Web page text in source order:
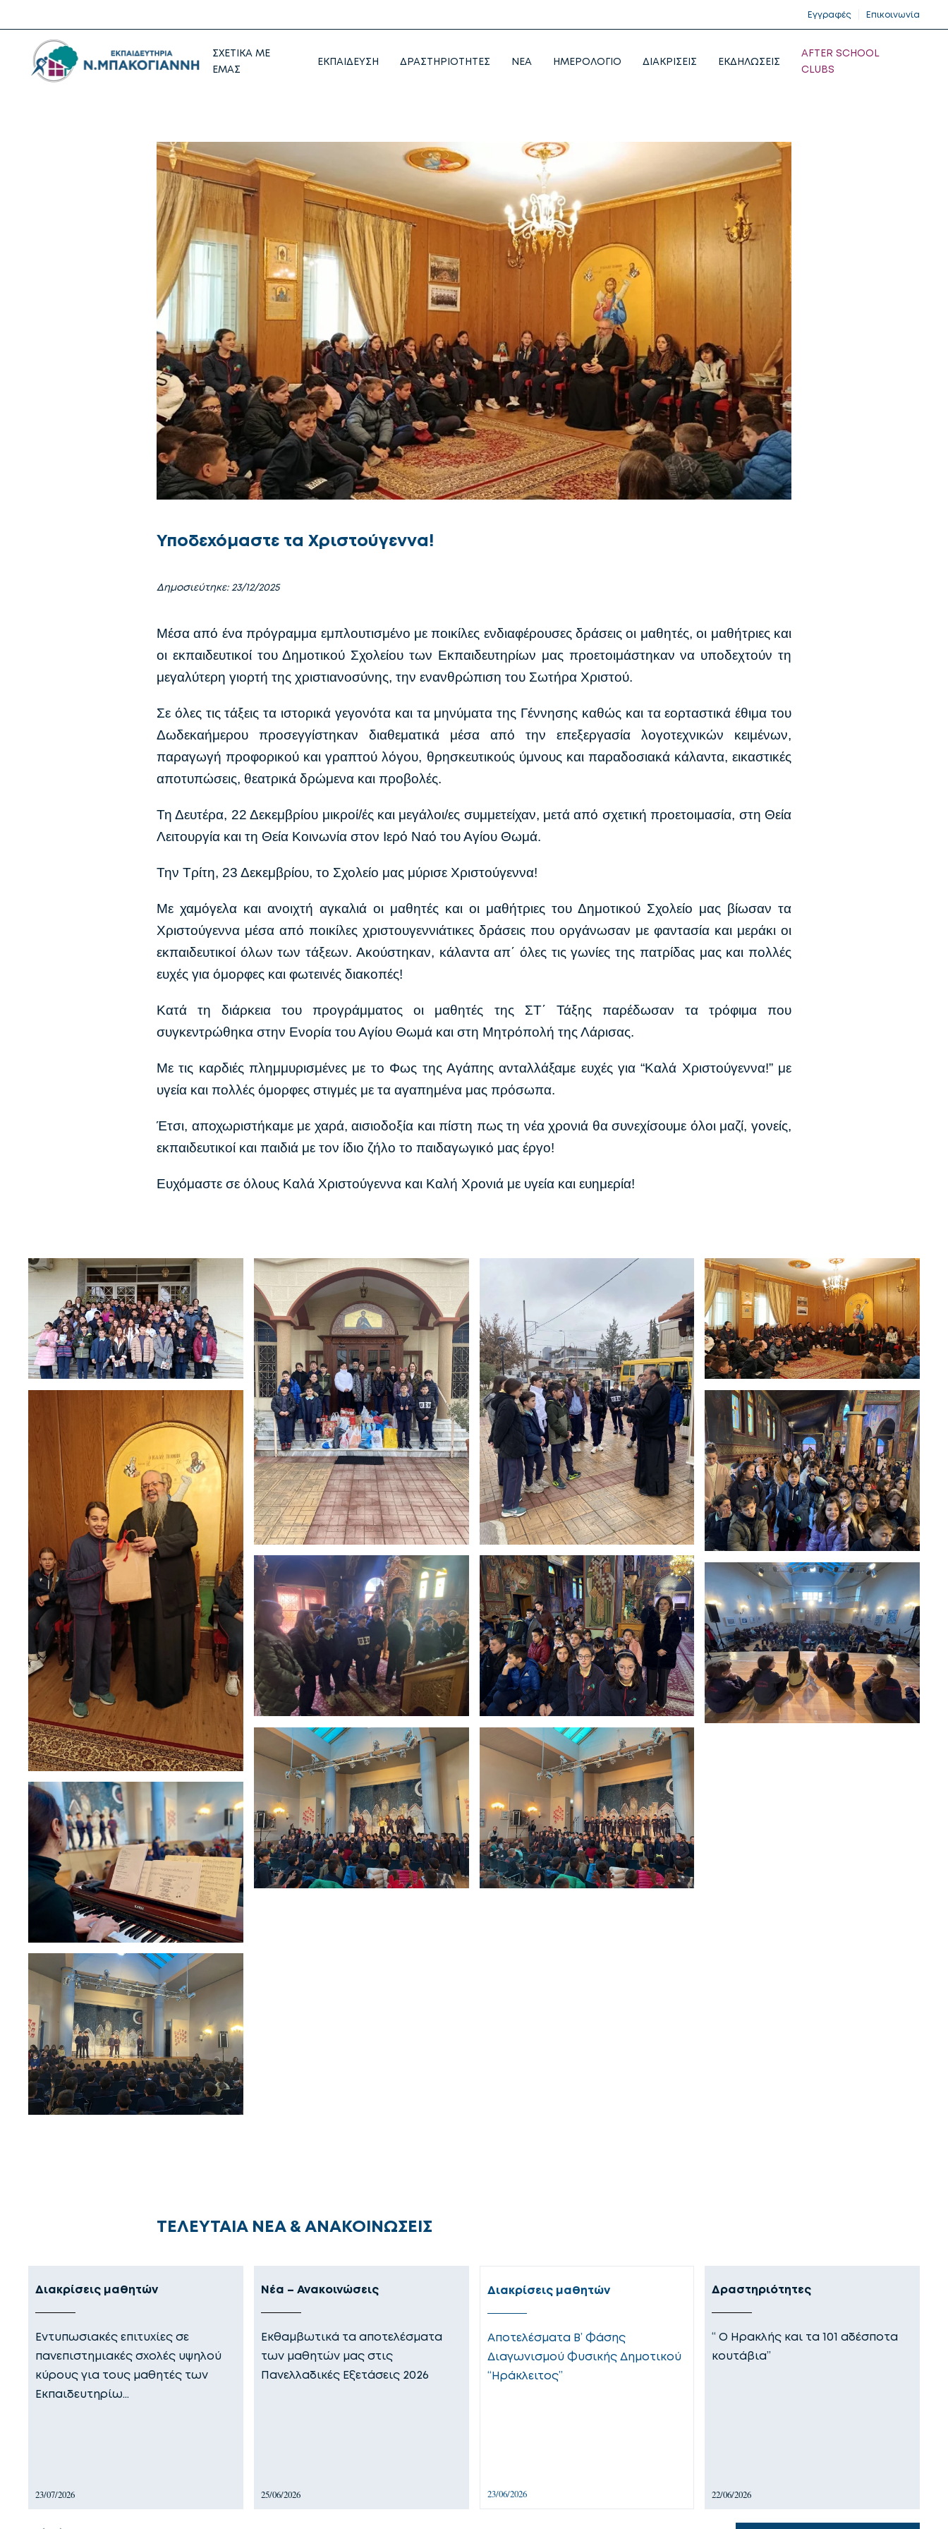
Εγγραφές Επικοινωνία
ΣΧΕΤΙΚΑ ΜΕ
ΕΜΑΣ
ΕΚΠΑΙΔΕΥΣΗ ΔΡΑΣΤΗΡΙΟΤΗΤΕΣ NEA ΗΜΕΡΟΛΟΓΙΟ ΔΙΑΚΡΙΣΕΙΣ ΕΚΔΗΛΩΣΕΙΣ
AFTER SCHOOL
CLUBS
Υποδεχόμαστε τα Χριστούγεννα!
Δημοσιεύτηκε: 23/12/2025
Μέσα από ένα πρόγραμμα εμπλουτισμένο με ποικίλες ενδιαφέρουσες δράσεις οι μαθητές, οι μαθήτριες και
οι εκπαιδευτικοί του Δημοτικού Σχολείου των Εκπαιδευτηρίων μας προετοιμάστηκαν να υποδεχτούν τη
μεγαλύτερη γιορτή της χριστιανοσύνης, την ενανθρώπιση του Σωτήρα Χριστού.
Σε όλες τις τάξεις τα ιστορικά γεγονότα και τα μηνύματα της Γέννησης καθώς και τα εορταστικά έθιμα του
Δωδεκαήμερου προσεγγίστηκαν διαθεματικά μέσα από την επεξεργασία λογοτεχνικών κειμένων,
παραγωγή προφορικού και γραπτού λόγου, θρησκευτικούς ύμνους και παραδοσιακά κάλαντα, εικαστικές
αποτυπώσεις, θεατρικά δρώμενα και προβολές.
Τη Δευτέρα, 22 Δεκεμβρίου μικροί/ές και μεγάλοι/ες συμμετείχαν, μετά από σχετική προετοιμασία, στη Θεία
Λειτουργία και τη Θεία Κοινωνία στον Ιερό Ναό του Αγίου Θωμά.
Την Τρίτη, 23 Δεκεμβρίου, το Σχολείο μας μύρισε Χριστούγεννα!
Με χαμόγελα και ανοιχτή αγκαλιά οι μαθητές και οι μαθήτριες του Δημοτικού Σχολείο μας βίωσαν τα
Χριστούγεννα μέσα από ποικίλες χριστουγεννιάτικες δράσεις που οργάνωσαν με φαντασία και μεράκι οι
εκπαιδευτικοί όλων των τάξεων. Ακούστηκαν, κάλαντα απ΄ όλες τις γωνίες της πατρίδας μας και πολλές
ευχές για όμορφες και φωτεινές διακοπές!
Κατά τη διάρκεια του προγράμματος οι μαθητές της ΣΤ΄ Τάξης παρέδωσαν τα τρόφιμα που
συγκεντρώθηκα στην Ενορία του Αγίου Θωμά και στη Μητρόπολή της Λάρισας.
Με τις καρδιές πλημμυρισμένες με το Φως της Αγάπης ανταλλάξαμε ευχές για “Καλά Χριστούγεννα!” με
υγεία και πολλές όμορφες στιγμές με τα αγαπημένα μας πρόσωπα.
Έτσι, αποχωριστήκαμε με χαρά, αισιοδοξία και πίστη πως τη νέα χρονιά θα συνεχίσουμε όλοι μαζί, γονείς,
εκπαιδευτικοί και παιδιά με τον ίδιο ζήλο το παιδαγωγικό μας έργο!
Ευχόμαστε σε όλους Καλά Χριστούγεννα και Καλή Χρονιά με υγεία και ευημερία!
ΤΕΛΕΥΤΑΙΑ ΝΕΑ & ΑΝΑΚΟΙΝΩΣΕΙΣ
Διακρίσεις μαθητών
Εντυπωσιακές επιτυχίες σε
πανεπιστημιακές σχολές υψηλού
κύρους για τους μαθητές των
Εκπαιδευτηρίω…
23/07/2026
Νέα – Ανακοινώσεις
Εκθαμβωτικά τα αποτελέσματα
των μαθητών μας στις
Πανελλαδικές Εξετάσεις 2026
25/06/2026
Διακρίσεις μαθητών
Αποτελέσματα Β’ Φάσης
Διαγωνισμού Φυσικής Δημοτικού
“Ηράκλειτος”
23/06/2026
Δραστηριότητες
“ Ο Ηρακλής και τα 101 αδέσποτα
κουτάβια”
22/06/2026